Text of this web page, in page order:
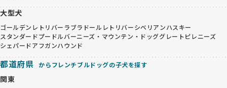
大型犬
ゴールデンレトリバー ラブラドールレトリバーシベリアンハスキー
スタンダードプードルバーニーズ・マウンテン・ドッググレートピレニーズ
シェパードアフガンハウンド
都道府県 からフレンチブルドッグの子犬を探す
関東